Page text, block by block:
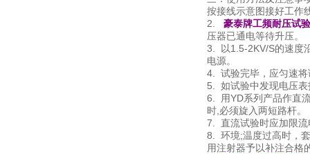
按接线示意图接好工作
2.
豪泰牌工频耐压试
压器已通电等待升压。
3. 以1.5-2KV/S的速度
电源。
4. 试验完毕，应匀速
5. 如试验中发现电压表
6. 用YD系列产品作直
时,必须旋入两短路杆。
7. 直流试验时应加限
8. 环境;温度过高时，
用注射器予以补注合格